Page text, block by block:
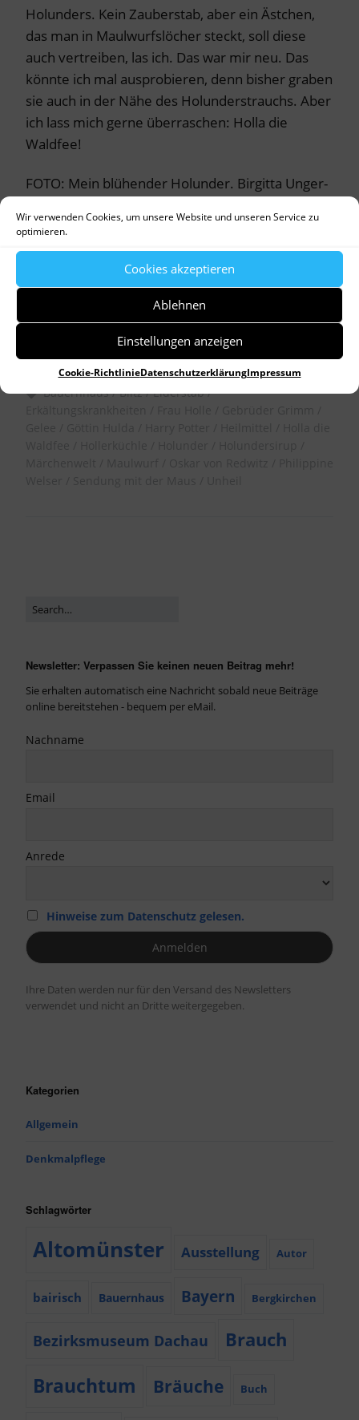
Wir verwenden Cookies, um unsere Website und unseren Service zu
optimieren.
Cookies akzeptieren
Ablehnen
Einstellungen anzeigen
Cookie-RichtlinieDatenschutzerklärungImpressum
Holunders. Kein Zauberstab, aber ein Ästchen,
das man in Maulwurfslöcher steckt, soll diese
auch vertreiben, las ich. Das war mir neu. Das
könnte ich mal ausprobieren, denn bisher graben
sie auch in der Nähe des Holunderstrauchs. Aber
ich lass mich gerne überraschen: Holla die
Waldfee!
FOTO: Mein blühender Holunder. Birgitta Unger-
byDr. Birgitta Unger-Richter
Allgemein
Bauernhaus
Blitz
Elderstab
Newsletter: Verpassen Sie keinen neuen Beitrag mehr!
Sie erhalten automatisch eine Nachricht sobald neue Beiträge
online bereitstehen - bequem per eMail.
Nachname
Email
Anrede
Hinweise zum Datenschutz gelesen.
Ihre Daten werden nur für den Versand des Newsletters
verwendet und nicht an Dritte weitergegeben.
Kategorien
Allgemein
Denkmalpflege
Schlagwörter
Altomünster Ausstellung Autor
bairisch Bauernhaus Bayern Bergkirchen
Bezirksmuseum Dachau Brauch
Brauchtum Bräuche Buch